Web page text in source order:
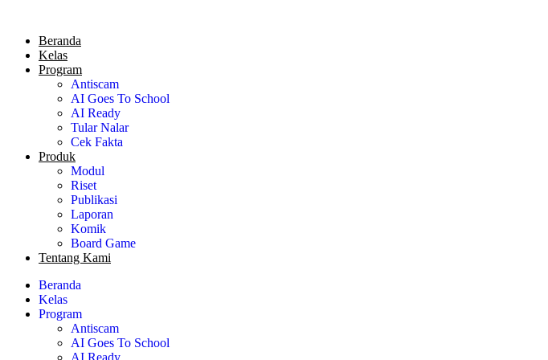
kontenBeranda
Kelas
Program
Antiscam
AI Goes To School
AI Ready
Tular Nalar
Cek Fakta
Produk
Modul
Riset
Publikasi
Laporan
Komik
Board Game
Tentang Kami
Beranda
Kelas
Program
Antiscam
AI Goes To School
AI Ready